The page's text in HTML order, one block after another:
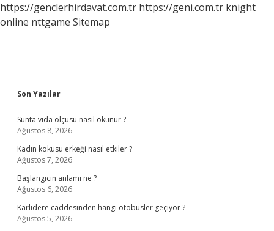
https://genclerhirdavat.com.tr https://geni.com.tr knight
online nttgame Sitemap
Sidebar
Son Yazılar
Sunta vida ölçüsü nasıl okunur ?
Ağustos 8, 2026
Kadın kokusu erkeği nasıl etkiler ?
Ağustos 7, 2026
Başlangıcın anlamı ne ?
Ağustos 6, 2026
Karlıdere caddesinden hangi otobüsler geçiyor ?
Ağustos 5, 2026